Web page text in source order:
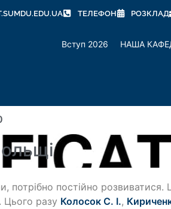
ТЕЛЕФОН РОЗКЛАД
Вступ 2026 НАША
постійно розвиватися.
Цього разу Колосок С. І.,